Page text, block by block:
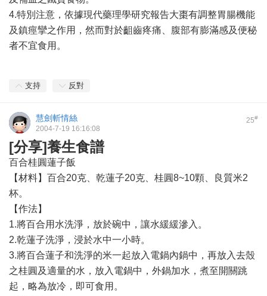
4.特別注意，依據現代藥理學研究報告大棗有調整胃腸機能
及鎮痙攣之作用，然而對於齟齒疼痛、腹部有膨滿感及便秘
者不宜食用。
支持 反對
25#
慧劍斬情絲
2004-7-19 16:16:08
[分享]養生食譜
百合桂圓蓮子飯
【材料】百合20克、乾蓮子20克、桂圓8~10顆、良質米2
杯。
【作法】
1.將百合用水洗淨，放於碗中，讓水緩緩滲入。
2.乾蓮子洗淨，浸於水中一小時。
3.將百合蓮子和洗淨的米一起放入電鍋內鍋中，再放入去殼
之桂圓及適量的水，放入電鍋中，外鍋加水，煮至開關跳
起，略為放冷，即可食用。